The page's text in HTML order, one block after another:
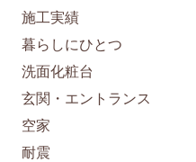
施工実績
暮らしにひとつ
洗面化粧台
玄関・エントランス
空家
耐震